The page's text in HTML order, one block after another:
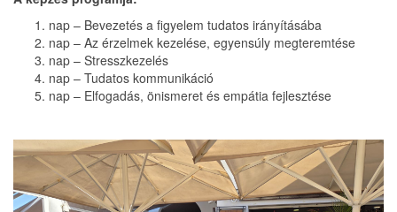
nap – Bevezetés a figyelem tudatos irányításába
nap – Az érzelmek kezelése, egyensúly megteremtése
nap – Stresszkezelés
nap – Tudatos kommunikáció
nap – Elfogadás, önismeret és empátia fejlesztése